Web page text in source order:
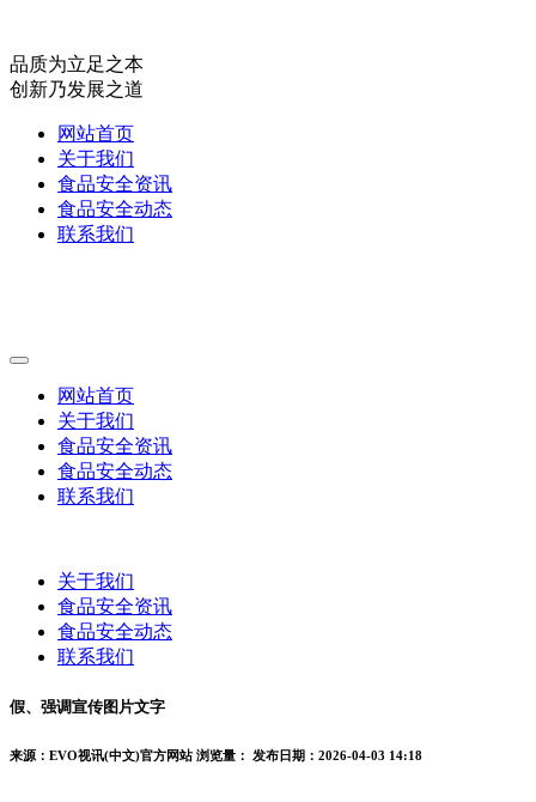
品质为立足之本
创新乃发展之道
网站首页
关于我们
食品安全资讯
食品安全动态
联系我们
网站首页
关于我们
食品安全资讯
食品安全动态
联系我们
关于我们
食品安全资讯
食品安全动态
联系我们
假、强调宣传图片文字
来源：EVO视讯(中文)官方网站 浏览量： 发布日期：2026-04-03 14:18